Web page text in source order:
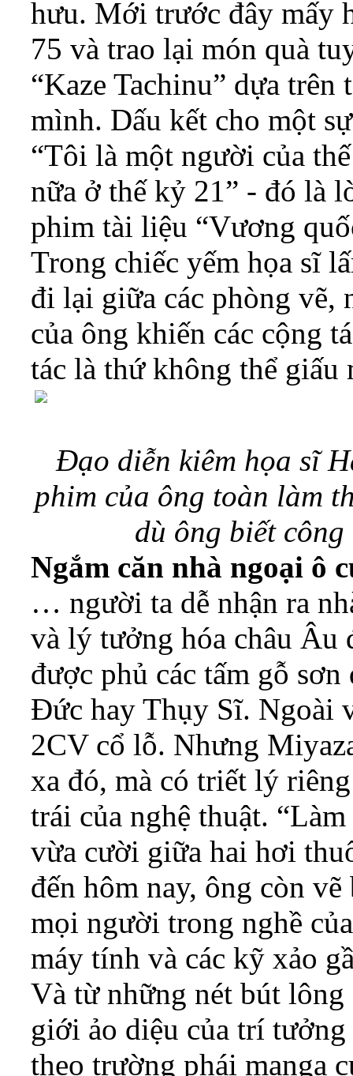
hưu. Mới trước đây mấy
75 và trao lại món quà
“Kaze Tachinu” dựa trên
mình. Dấu kết cho một
“Tôi là một người của
nữa ở thế kỷ 21” - đó là
phim tài liệu “Vương
Trong chiếc yếm họa sĩ
đi lại giữa các phòng vẽ,
của ông khiến các cộng
tác là thứ không thể giấu
Đạo diễn kiêm họa sĩ
phim của ông toàn làm
dù ông biết công
Ngắm căn nhà ngoại ô
… người ta dễ nhận ra
và lý tưởng hóa châu Âu
được phủ các tấm gỗ
Đức hay Thụy Sĩ. Ngoài
2CV cổ lỗ. Nhưng
xa đó, mà có triết lý
trái của nghệ thuật.
vừa cười giữa hai hơi
đến hôm nay, ông còn
mọi người trong nghề
máy tính và các kỹ xảo
Và từ những nét bút
giới ảo diệu của trí
theo trường phái manga